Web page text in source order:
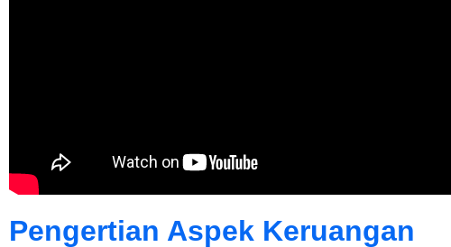
Pengertian Aspek Keruangan